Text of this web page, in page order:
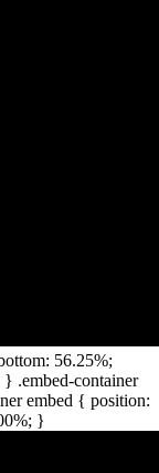
56.25%;
.embed-container
embed { position:
}